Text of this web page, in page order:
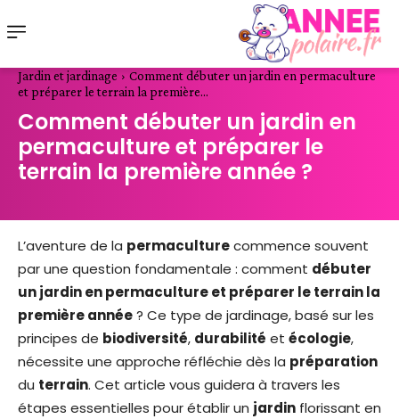
Jardin et jardinage
Comment débuter un jardin en permaculture
et préparer le terrain la première...
Comment débuter un jardin en
permaculture et préparer le
terrain la première année ?
L’aventure de la permaculturecommence souvent
par une question fondamentale : comment débuter
un jardin en permaculture et préparer le terrain la
première année? Ce type de jardinage, basé sur les
principes de biodiversité, durabilité et écologie,
nécessite une approche réfléchie dès la préparation
du terrain. Cet article vous guidera à travers les
étapes essentielles pour établir un jardin florissant en